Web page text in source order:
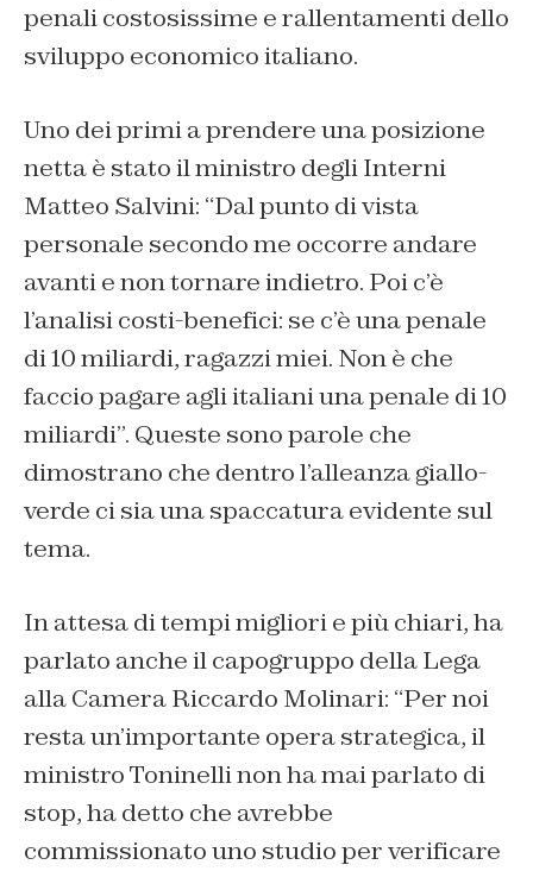
penali costosissime e rallentamenti dello
sviluppo economico italiano.
Uno dei primi a prendere una posizione
netta è stato il ministro degli Interni
Matteo Salvini: “Dal punto di vista
personale secondo me occorre andare
avanti e non tornare indietro. Poi c’è
l’analisi costi-benefici: se c’è una penale
di 10 miliardi, ragazzi miei. Non è che
faccio pagare agli italiani una penale di 10
miliardi”. Queste sono parole che
dimostrano che dentro l’alleanza giallo-
verde ci sia una spaccatura evidente sul
tema.
In attesa di tempi migliori e più chiari, ha
parlato anche il capogruppo della Lega
alla Camera Riccardo Molinari: “Per noi
resta un’importante opera strategica, il
ministro Toninelli non ha mai parlato di
stop, ha detto che avrebbe
commissionato uno studio per verificare